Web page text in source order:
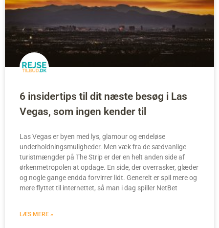
6 insidertips til dit næste besøg i Las
Vegas, som ingen kender til
Las Vegas er byen med lys, glamour og endeløse
underholdningsmuligheder. Men væk fra de sædvanlige
turistmængder på The Strip er der en helt anden side af
ørkenmetropolen at opdage. En side, der overrasker, glæder
og nogle gange endda forvirrer lidt. Generelt er spil mere og
mere flyttet til internettet, så man i dag spiller NetBet
LÆS MERE »